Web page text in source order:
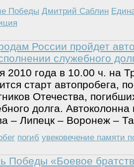
Победы Дмитрий Саблин
России пройдет
служебного
2010 года в 10.00 ч. на
старт автопробега,
Отечества,
долга.
– Липецк – Воронеж –
погиб увековечение памяти
Победы «Боевое